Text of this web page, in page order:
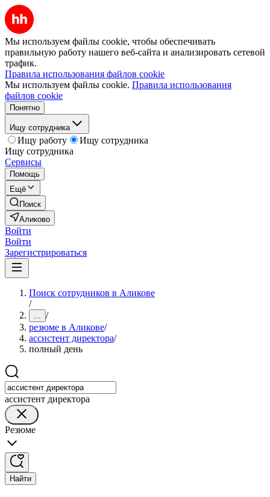
Мы используем файлы cookie, чтобы обеспечивать
правильную работу нашего веб-сайта и анализировать сетевой
трафик.
Правила использования файлов cookie
Мы используем файлы cookie. Правила использования
файлов cookie
Понятно
Ищу сотрудника
Ищу работу
Ищу сотрудника
Ищу сотрудника
Сервисы
Помощь
Ещё
Поиск
Аликово
Войти
Войти
Зарегистрироваться
Поиск сотрудников в Аликове
/
... /
резюме в Аликове/
ассистент директора/
полный день
ассистент директора
Резюме
Найти